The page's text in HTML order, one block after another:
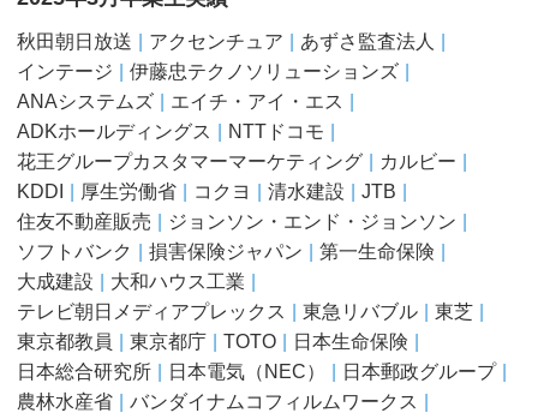
秋田朝日放送 アクセンチュア
あずさ監査法人
インテージ
伊藤忠テクノソリューションズ
ANAシステムズ
エイチ・アイ・エス
ADKホールディングス
NTTドコモ
花王グループカスタマーマーケティング
カルビー
KDDI
厚生労働省 コクヨ 清水建設
JTB
住友不動産販売
ジョンソン・エンド・ジョンソン
ソフトバンク
損害保険ジャパン
第一生命保険
大成建設
大和ハウス工業
テレビ朝日メディアプレックス
東急リバブル
東芝
東京都教員
東京都庁 TOTO
日本生命保険
日本総合研究所
日本電気（NEC）
日本郵政グループ
農林水産省
バンダイナムコフィルムワークス